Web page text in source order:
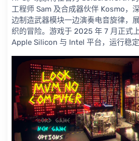
工程师 Sam 及合成器伙伴 Kosmo，
边制造武器模块一边演奏电音旋律，
织的冒险。游戏于 2025 年 7 月正式
Apple Silicon 与 Intel 平台，运行稳定